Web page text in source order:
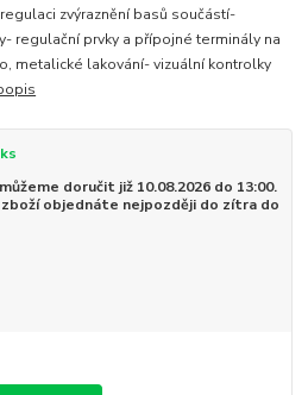
zvýraznění basů součástí-
regulační prvky a přípojné terminály na
metalické lakování- vizuální kontrolky
doručit již 10.08.2026 do 13:00.
zboží objednáte nejpozději do zítra do